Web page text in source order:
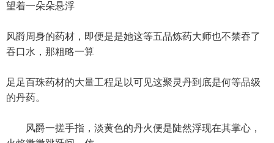
望着一朵朵悬浮
风爵周身的药材，即便是是她这等五品炼药大师也不禁吞了
吞口水，那粗略一算
足足百珠药材的大量工程足以可见这聚灵丹到底是何等品级
的丹药。
风爵一搓手指，淡黄色的丹火便是陡然浮现在其掌心，